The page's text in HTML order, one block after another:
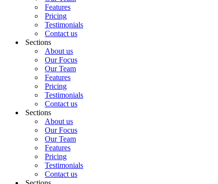
Features
Pricing
Testimonials
Contact us
Sections
About us
Our Focus
Our Team
Features
Pricing
Testimonials
Contact us
Sections
About us
Our Focus
Our Team
Features
Pricing
Testimonials
Contact us